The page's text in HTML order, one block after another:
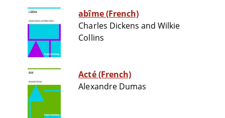
abîme (French)
Charles Dickens and Wilkie
Collins
Acté (French)
Alexandre Dumas